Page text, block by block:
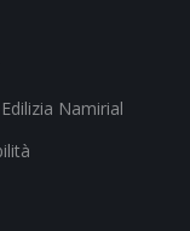
Namirial